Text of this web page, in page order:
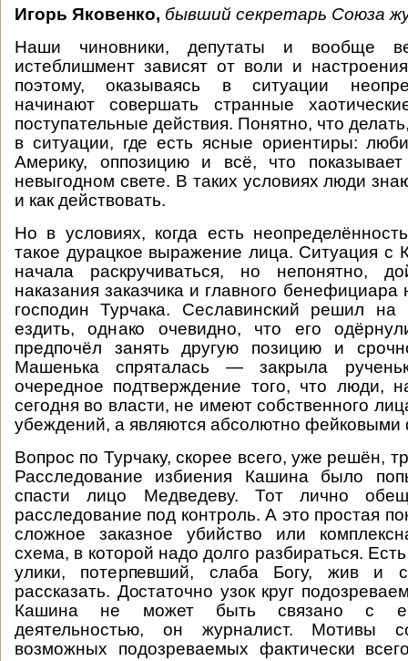
Игорь Яковенко, бывший секретарь Союза
Наши чиновники, депутаты и вообще
истеблишмент зависят от воли и
поэтому, оказываясь в ситуации
начинают совершать странные
поступательные действия. Понятно, что
в ситуации, где есть ясные ориентиры:
Америку, оппозицию и всё, что
невыгодном свете. В таких условиях люди
и как действовать.
Но в условиях, когда есть
такое дурацкое выражение лица. Ситуация
начала раскручиваться, но непонятно,
наказания заказчика и главного бенефициара
господин Турчака. Сеславинский решил на
ездить, однако очевидно, что его
предпочёл занять другую позицию и
Машенька спряталась — закрыла
очередное подтверждение того, что люди,
сегодня во власти, не имеют собственного
убеждений, а являются абсолютно фейковыми
Вопрос по Турчаку, скорее всего, уже решён,
Расследование избиения Кашина было
спасти лицо Медведеву. Тот лично
расследование под контроль. А это простая
сложное заказное убийство или
схема, в которой надо долго разбираться.
улики, потерпевший, слаба Богу, жив и
рассказать. Достаточно узок круг
Кашина не может быть связано с
деятельностью, он журналист. Мотивы
возможных подозреваемых фактически